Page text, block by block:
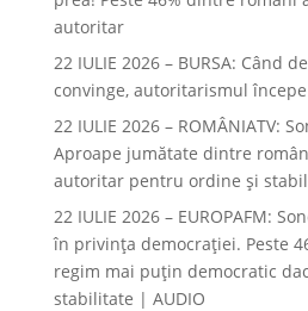
autoritar
22 IULIE 2026 – BURSA: Când
convinge, autoritarismul
22 IULIE 2026 – ROMÂNIATV:
Aproape jumătate dintre
autoritar pentru ordine și
22 IULIE 2026 – EUROPAFM:
în privința democrației. Peste
regim mai puțin democratic
stabilitate | AUDIO